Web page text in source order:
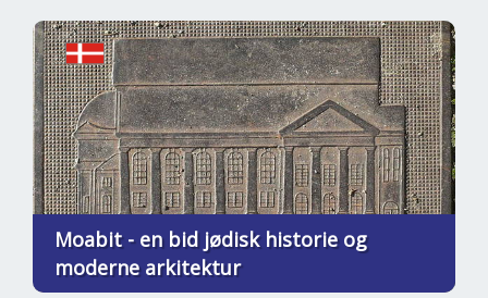
Moabit - en bid jødisk historie og
moderne arkitektur